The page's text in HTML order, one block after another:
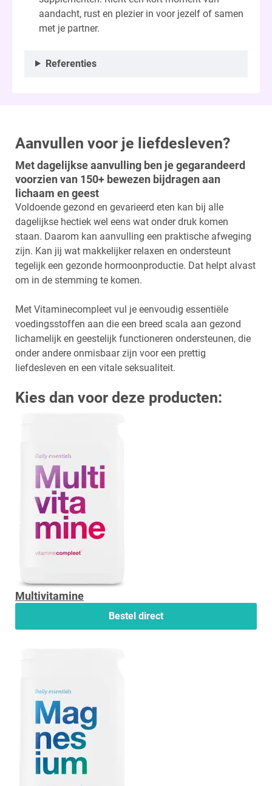
aandacht, rust en plezier in voor jezelf of samen
met je partner.
Referenties
Aanvullen voor je liefdesleven?
Met dagelijkse aanvulling ben je gegarandeerd
voorzien van 150+ bewezen bijdragen aan
lichaam en geest
Voldoende gezond en gevarieerd eten kan bij alle
dagelijkse hectiek wel eens wat onder druk komen
staan. Daarom kan aanvulling een praktische afweging
zijn. Kan jij wat makkelijker relaxen en ondersteunt
tegelijk een gezonde hormoonproductie. Dat helpt alvast
om in de stemming te komen.
Met Vitaminecompleet vul je eenvoudig essentiële
voedingsstoffen aan die een breed scala aan gezond
lichamelijk en geestelijk functioneren ondersteunen, die
onder andere onmisbaar zijn voor een prettig
liefdesleven en een vitale seksualiteit.
Kies dan voor deze producten:
Multivitamine
Bestel direct